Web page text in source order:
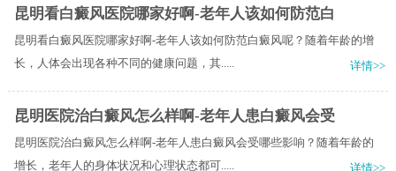
昆明看白癜风医院哪家好啊-老年人该如何防范白
昆明看白癜风医院哪家好啊-老年人该如何防范白癜风呢？随着年龄的增
长，人体会出现各种不同的健康问题，其.....
详情>>
昆明医院治白癜风怎么样啊-老年人患白癜风会受
昆明医院治白癜风怎么样啊-老年人患白癜风会受哪些影响？随着年龄的
增长，老年人的身体状况和心理状态都可.....
详情>>